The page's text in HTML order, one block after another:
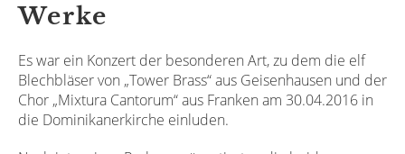
Werke
Es war ein Konzert der besonderen Art, zu dem die elf
Blechbläser von „Tower Brass“ aus Geisenhausen und der
Chor „Mixtura Cantorum“ aus Franken am 30.04.2016 in
die Dominikanerkirche einluden.